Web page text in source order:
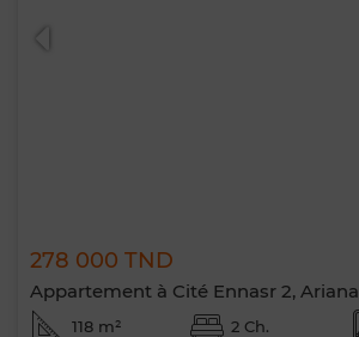
278 000 TND
Appartement à Cité Ennasr 2, Ariana
118 m² 2 Ch.